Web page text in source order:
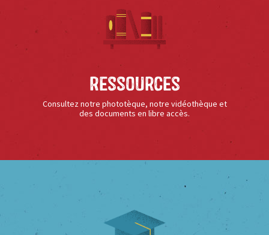
Ressources
Consultez notre phototèque, notre vidéothèque et
des documents en libre accès.